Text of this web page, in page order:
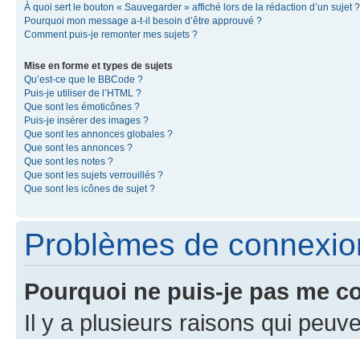
À quoi sert le bouton « Sauvegarder » affiché lors de la rédaction d’un sujet ?
Pourquoi mon message a-t-il besoin d’être approuvé ?
Comment puis-je remonter mes sujets ?
Mise en forme et types de sujets
Qu’est-ce que le BBCode ?
Puis-je utiliser de l’HTML ?
Que sont les émoticônes ?
Puis-je insérer des images ?
Que sont les annonces globales ?
Que sont les annonces ?
Que sont les notes ?
Que sont les sujets verrouillés ?
Que sont les icônes de sujet ?
Problèmes de
Pourquoi ne puis-je pas me
Il y a plusieurs raisons qui